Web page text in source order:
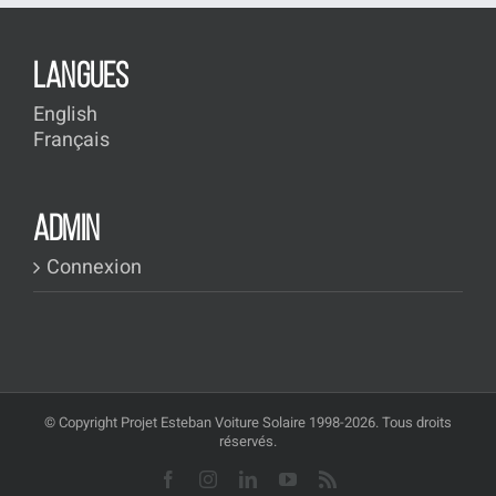
LANGUES
English
Français
ADMIN
Connexion
© Copyright Projet Esteban Voiture Solaire 1998-2026. Tous droits
réservés.
FacebookInstagramLinkedInYouTube